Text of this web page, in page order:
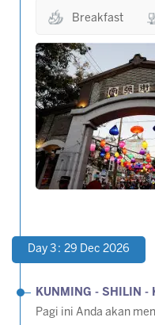
Breakfast
Day 3 : 29 Dec 2026
KUNMING - SHILIN -
Pagi ini Anda akan